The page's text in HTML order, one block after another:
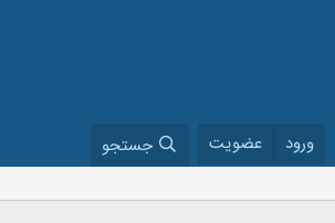
ورود عضویت جستجو